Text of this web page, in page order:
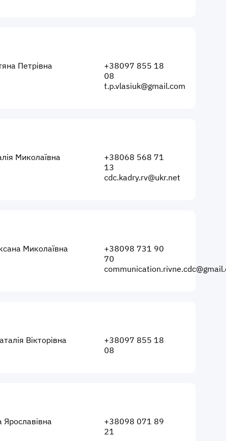
Петрівна
+38097 855 18
08
t.p.vlasiuk@gmail.com
Миколаївна
+38068 568 71
13
cdc.kadry.rv@ukr.net
Миколаївна
+38098 731 90
70
Вікторівна
+38097 855 18
08
+38098 071 89
21